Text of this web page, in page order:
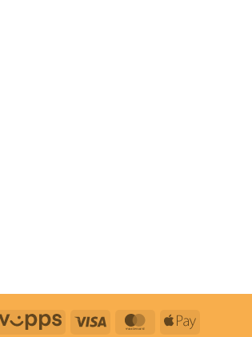
Vipps Visa MasterCardApple